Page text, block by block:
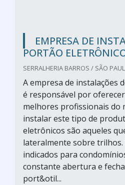
EMPRESA DE
PORTÃO
SERRALHERIA BARROS / SÃO
A empresa de instalações
é responsável por
melhores profissionais do
instalar este tipo de
eletrônicos são aqueles
lateralmente sobre trilhos.
indicados para
constante abertura e
port&otil...